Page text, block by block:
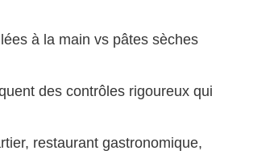
à la main vs pâtes sèches
des contrôles rigoureux qui
restaurant gastronomique,